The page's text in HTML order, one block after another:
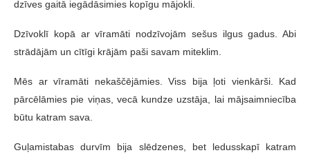
dzīves gaitā iegādāsimies kopīgu mājokli.
Dzīvoklī kopā ar vīramāti nodzīvojām sešus ilgus gadus. Abi
strādājām un cītīgi krājām paši savam miteklim.
Mēs ar vīramāti nekaščējāmies. Viss bija ļoti vienkārši. Kad
pārcēlāmies pie viņas, vecā kundze uzstāja, lai mājsaimniecība
būtu katram sava.
Guļamistabas durvīm bija slēdzenes, bet ledusskapī katram